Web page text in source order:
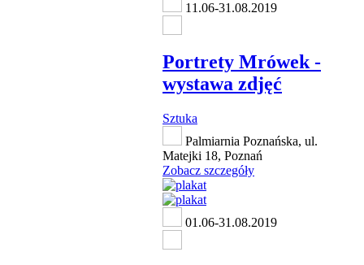
11.06-31.08.2019
Portrety Mrówek -
wystawa zdjęć
Sztuka
Palmiarnia Poznańska, ul.
Matejki 18, Poznań
Zobacz szczegóły
01.06-31.08.2019